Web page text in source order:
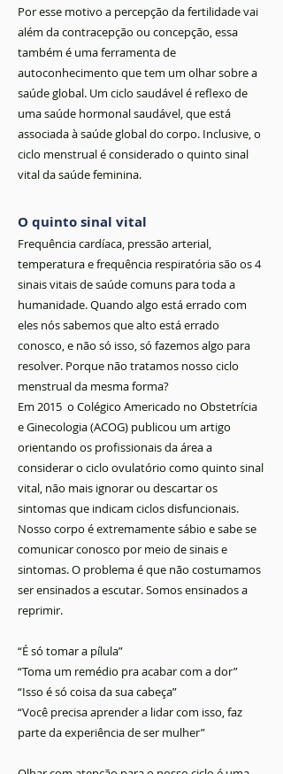
Por esse motivo a percepção da fertilidade vai
além da contracepção ou concepção, essa
também é uma ferramenta de
autoconhecimento que tem um olhar sobre a
saúde global. Um ciclo saudável é reflexo de
uma saúde hormonal saudável, que está
associada à saúde global do corpo. Inclusive, o
ciclo menstrual é considerado o quinto sinal
vital da saúde feminina.
O quinto sinal vital
Frequência cardíaca, pressão arterial,
temperatura e frequência respiratória são os 4
sinais vitais de saúde comuns para toda a
humanidade. Quando algo está errado com
eles nós sabemos que alto está errado
conosco, e não só isso, só fazemos algo para
resolver. Porque não tratamos nosso ciclo
menstrual da mesma forma?
Em 2015 o Colégico Americado no Obstetrícia
e Ginecologia (ACOG) publicou um artigo
orientando os profissionais da área a
considerar o ciclo ovulatório como quinto sinal
vital, não mais ignorar ou descartar os
sintomas que indicam ciclos disfuncionais.
Nosso corpo é extremamente sábio e sabe se
comunicar conosco por meio de sinais e
sintomas. O problema é que não costumamos
ser ensinados a escutar. Somos ensinados a
reprimir.
“É só tomar a pílula”
“Toma um remédio pra acabar com a dor”
“Isso é só coisa da sua cabeça”
“Você precisa aprender a lidar com isso, faz
parte da experiência de ser mulher”